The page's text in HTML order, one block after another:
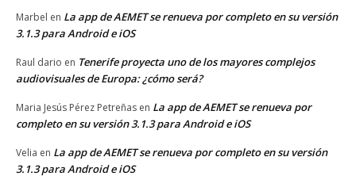
Marbel en La app de AEMET se renueva por completo en su versión
3.1.3 para Android e iOS
Raul dario en Tenerife proyecta uno de los mayores complejos
audiovisuales de Europa: ¿cómo será?
Maria Jesús Pérez Petreñas en La app de AEMET se renueva por
completo en su versión 3.1.3 para Android e iOS
Velia en La app de AEMET se renueva por completo en su versión
3.1.3 para Android e iOS